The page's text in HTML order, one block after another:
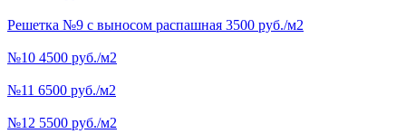
Решетка №9 с выносом распашная 3500 руб./м2
№10 4500 руб./м2
№11 6500 руб./м2
№12 5500 руб./м2